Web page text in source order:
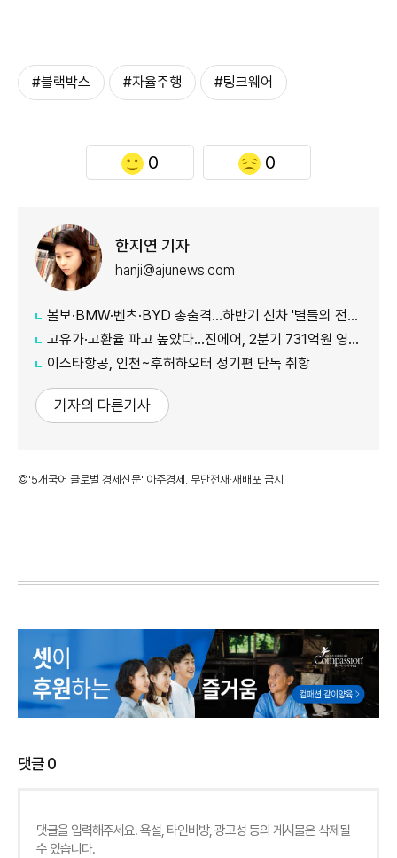
#블랙박스 #자율주행 #팅크웨어
0 0
한지연 기자
hanji@ajunews.com
볼보·BMW·벤츠·BYD 총출격...하반기 신차 '별들의 전쟁'
고유가·고환율 파고 높았다…진에어, 2분기 731억원 영업적자
이스타항공, 인천~후허하오터 정기편 단독 취항
기자의 다른기사
©'5개국어 글로벌 경제신문' 아주경제. 무단전재·재배포 금지
댓글0